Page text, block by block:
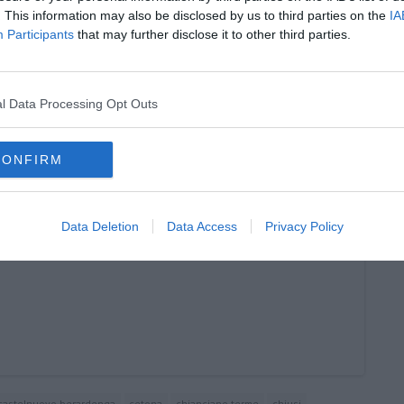
This information may also be disclosed by us to third parties on the
Participants that may further disclose it to other third parties.
Data Processing Opt Outs
Data Deletion Data Access Privacy Policy
iscriviti alla
Newsletter QUInews - ToscanaMedia.
nella tua casella di posta.
medici